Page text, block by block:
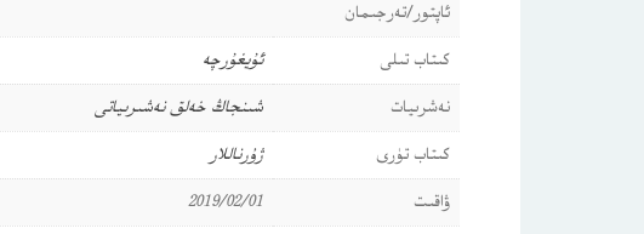
ئاپتور/تەرجىمان
كىتاب تىلى
ئۇيغۇرچە
نەشرىيات
شىنجاڭ خەلق نەشىرىياتى
كىتاب تۈرى
ژۇرناللار
ۋاقىت
2019/02/01